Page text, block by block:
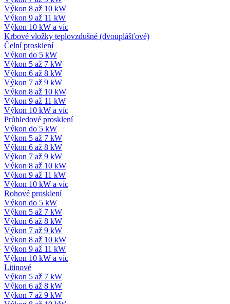
Výkon 8 až 10 kW
Výkon 9 až 11 kW
Výkon 10 kW a víc
Krbové vložky teplovzdušné (dvouplášťové)
Čelní prosklení
Výkon do 5 kW
Výkon 5 až 7 kW
Výkon 6 až 8 kW
Výkon 7 až 9 kW
Výkon 8 až 10 kW
Výkon 9 až 11 kW
Výkon 10 kW a víc
Průhledové prosklení
Výkon do 5 kW
Výkon 5 až 7 kW
Výkon 6 až 8 kW
Výkon 7 až 9 kW
Výkon 8 až 10 kW
Výkon 9 až 11 kW
Výkon 10 kW a víc
Rohové prosklení
Výkon do 5 kW
Výkon 5 až 7 kW
Výkon 6 až 8 kW
Výkon 7 až 9 kW
Výkon 8 až 10 kW
Výkon 9 až 11 kW
Výkon 10 kW a víc
Litinové
Výkon 5 až 7 kW
Výkon 6 až 8 kW
Výkon 7 až 9 kW